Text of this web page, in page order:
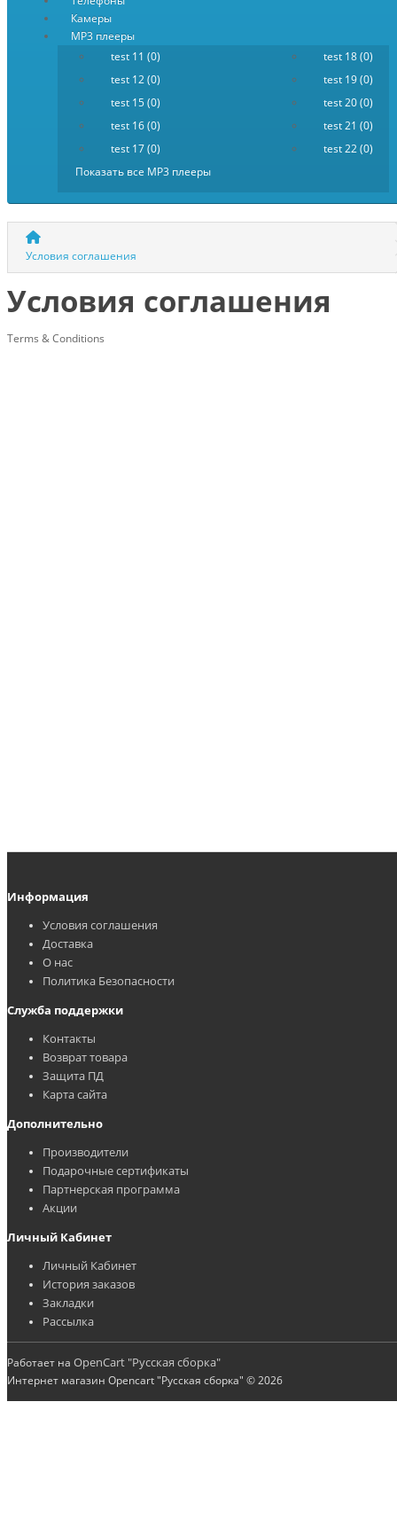
Камеры
MP3 плееры
test 11 (0)
test 12 (0)
test 15 (0)
test 16 (0)
test 17 (0)
test 18 (0)
test 19 (0)
test 20 (0)
test 21 (0)
test 22 (0)
Показать все MP3 плееры
Условия соглашения
Условия соглашения
Terms & Conditions
Информация
Условия соглашения
Доставка
О нас
Политика Безопасности
Служба поддержки
Контакты
Возврат товара
Защита ПД
Карта сайта
Дополнительно
Производители
Подарочные сертификаты
Партнерская программа
Акции
Личный Кабинет
Личный Кабинет
История заказов
Закладки
Рассылка
Работает на OpenCart "Русская сборка"
Интернет магазин Opencart "Русская сборка" © 2026